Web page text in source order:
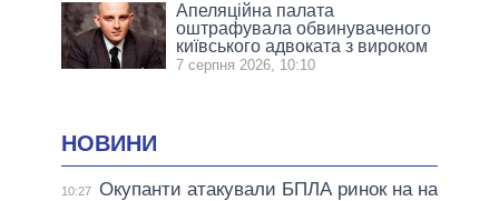
Апеляційна палата
оштрафувала обвинуваченого
київського адвоката з вироком
7 серпня 2026, 10:10
НОВИНИ
10:27 Окупанти атакували БПЛА ринок на на